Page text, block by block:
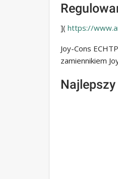
]( https://
Joy-Cons
zamiennikiem